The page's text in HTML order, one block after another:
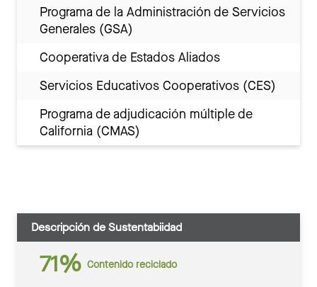
Programa de la Administración de Servicios
Generales (GSA)
Cooperativa de Estados Aliados
Servicios Educativos Cooperativos (CES)
Programa de adjudicación múltiple de
California (CMAS)
Descripción de Sustentabiidad
71% Contenido reciclado